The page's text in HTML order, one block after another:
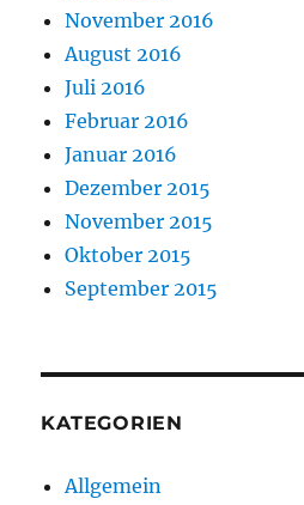
November 2016
August 2016
Juli 2016
Februar 2016
Januar 2016
Dezember 2015
November 2015
Oktober 2015
September 2015
KATEGORIEN
Allgemein